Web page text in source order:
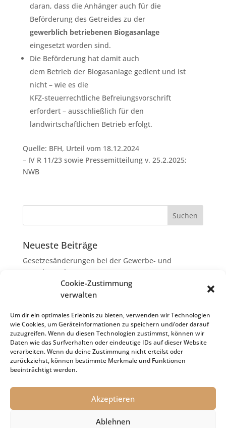
Cookie-Zustimmung
verwalten
Um dir ein optimales Erlebnis zu bieten, verwenden wir Technologien
wie Cookies, um Geräteinformationen zu speichern und/oder darauf
zuzugreifen. Wenn du diesen Technologien zustimmst, können wir
Daten wie das Surfverhalten oder eindeutige IDs auf dieser Website
verarbeiten. Wenn du deine Zustimmung nicht erteilst oder
zurückziehst, können bestimmte Merkmale und Funktionen
beeinträchtigt werden.
Akzeptieren
Ablehnen
daran, dass die Anhänger auch für die
Beförderung des Getreides zu der
gewerblich betriebenen Biogasanlage
eingesetzt worden sind.
Die Beförderung hat damit auch
dem Betrieb der Biogasanlage gedient und ist
nicht – wie es die
KFZ-steuerrechtliche Befreiungsvorschrift
erfordert – ausschließlich für den
landwirtschaftlichen Betrieb erfolgt.
Quelle: BFH, Urteil vom 18.12.2024
– IV R 11/23 sowie Pressemitteilung v. 25.2.2025;
NWB
Neueste Beiträge
Gesetzesänderungen bei der Gewerbe- und
Grunderwerbsteuer
Erbschaftsteuer: Rechtsanwaltskosten bei Streit über
Erbauseinandersetzung als
Nachlassverbindlichkeiten
Umsatzsteuer-Umrechnungskurse Juli 2026
Keine Steuerfreiheit eines sog. Konfusionsgewinns
bei Mutterkapitalgesellschaft
Schenkungsteuer: Zinssatz von 5,5 % für die